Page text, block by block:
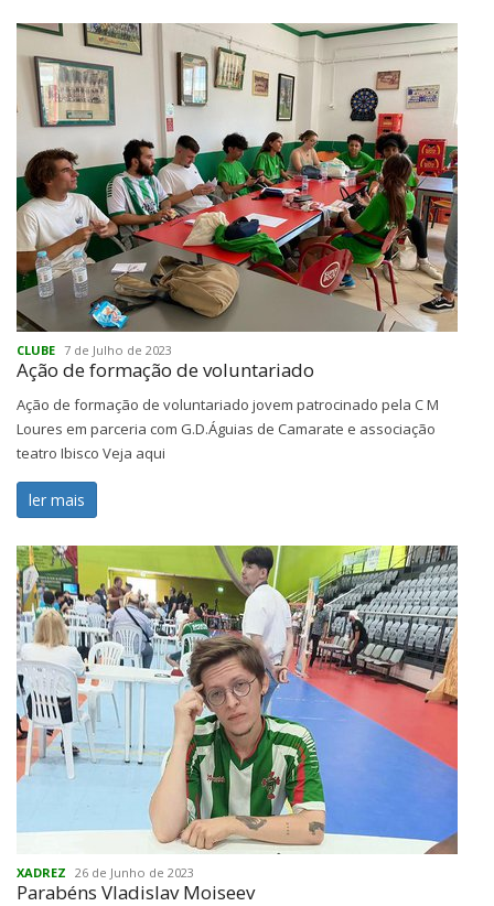
CLUBE 7 de Julho de 2023
Ação de formação de voluntariado
Ação de formação de voluntariado jovem patrocinado pela C M
Loures em parceria com G.D.Águias de Camarate e associação
teatro Ibisco Veja aqui
ler mais
XADREZ 26 de Junho de 2023
Parabéns Vladislav Moiseev